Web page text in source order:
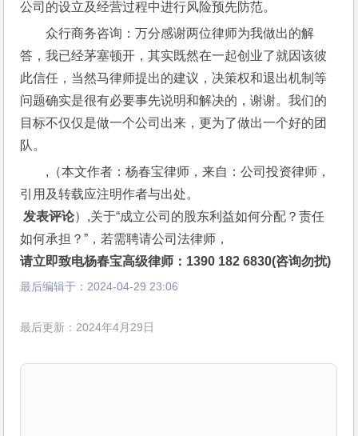
公司的设立及经营过程中进行风险预先防范。
众行商务咨询：万分感谢两位律师为我做出的解
答，我已经茅塞顿开，其实既然在一起创业了就因该彼
此信任，当然马律师提出的建议，决策权和退出机制等
问题确实是很有必要事先说明和解决的，谢谢。我们的
目标不仅仅是做一个公司出来，更为了做出一个好的团
队。
,（本文作者：杨春宝律师，来自：公司投资律师，
引用及转载应注明作者与出处。
发表评论）,关于“成立公司的股东利益如何分配？责任
如何承担？”，若需聘请公司法律师，
请立即致电杨春宝高级律师：1390 182 6830(咨询勿扰)
最后编辑于： 2024-04-29 23:06
最后更新：2024年4月29日